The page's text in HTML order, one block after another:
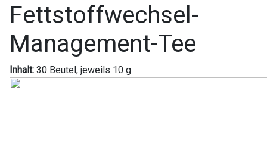
Fettstoffwechsel-
Management-Tee
Inhalt: 30 Beutel, jeweils 10 g